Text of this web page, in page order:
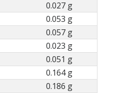
0.027 g
0.053 g
0.057 g
0.023 g
0.051 g
0.164 g
0.186 g